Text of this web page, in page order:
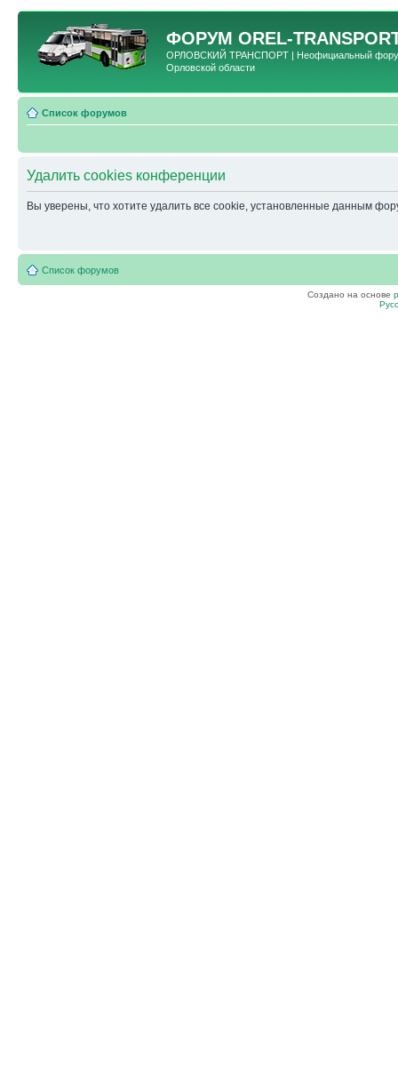
ФОРУМ OREL-
ОРЛОВСКИЙ ТРАНСПОРТ | Неофициальный форум
Орловской области
Список форумов
Удалить cookies конференции
Вы уверены, что хотите удалить все cookie, установленные данным
Список форумов
Создано на основе